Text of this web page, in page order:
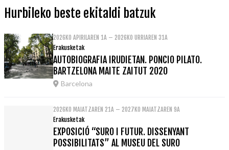
Hurbileko beste ekitaldi batzuk
2026KO APIRILAREN 1A – 2026KO URRIAREN 31A
Erakusketak
AUTOBIOGRAFIA IRUDIETAN. PONCIO PILATO.
BARTZELONA MAITE ZAITUT 2020
Barcelona
2026KO MAIATZAREN 21A – 2027KO MAIATZAREN 9A
Erakusketak
EXPOSICIÓ “SURO I FUTUR. DISSENYANT
POSSIBILITATS” AL MUSEU DEL SURO